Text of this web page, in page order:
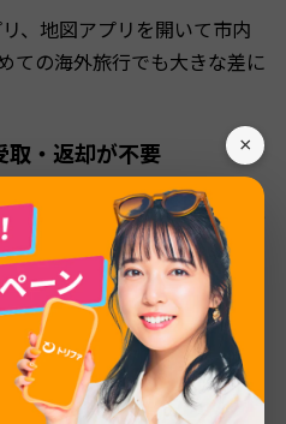
×
、地図アプリを開いて市内
ての海外旅行でも大きな差に
取・返却が不要
と帰国後の返却が必要で、現
入手続きが伴います。eSIM
一切なく、すべてアプリや
違いで困ることもなく、日
けるため、帰国後も普段の連